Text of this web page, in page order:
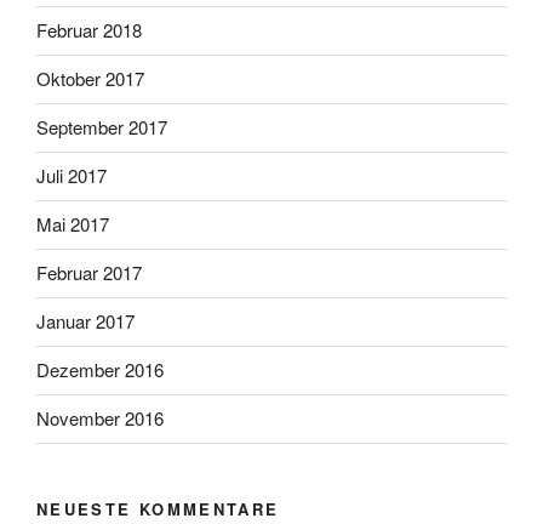
Februar 2018
Oktober 2017
September 2017
Juli 2017
Mai 2017
Februar 2017
Januar 2017
Dezember 2016
November 2016
NEUESTE KOMMENTARE